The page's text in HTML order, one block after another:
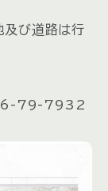
及び道路は行
79-7932